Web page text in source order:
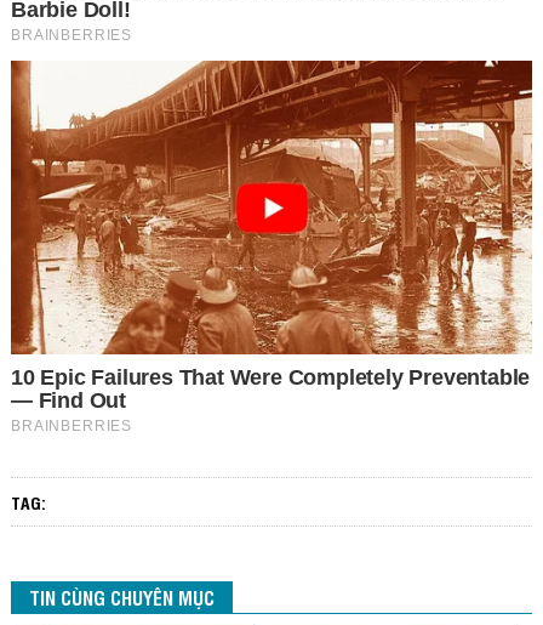
TAG:
TIN CÙNG CHUYÊN MỤC